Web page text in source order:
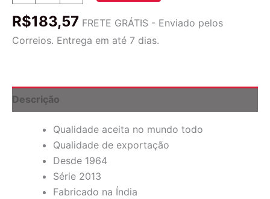
de
Satya,
100
g
R$183,57 FRETE GRÁTIS - Enviado pelos
Correios. Entrega em até 7 dias.
Descrição
Qualidade aceita no mundo todo
Qualidade de exportação
Desde 1964
Série 2013
Fabricado na Índia